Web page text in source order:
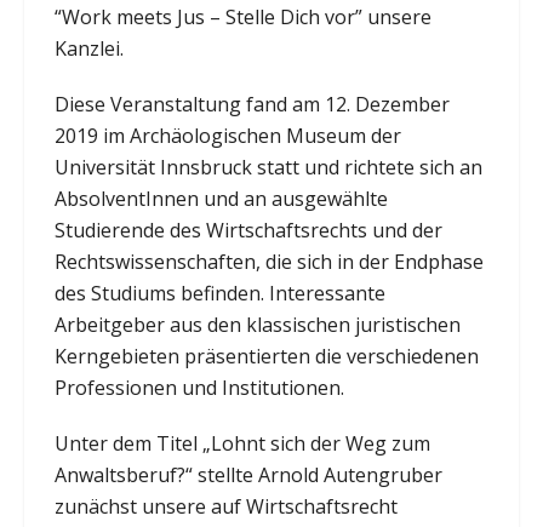
“Work meets Jus – Stelle Dich vor” unsere
Kanzlei.
Diese Veranstaltung fand am 12. Dezember
2019 im Archäologischen Museum der
Universität Innsbruck statt und richtete sich an
AbsolventInnen und an ausgewählte
Studierende des Wirtschaftsrechts und der
Rechtswissenschaften, die sich in der Endphase
des Studiums befinden. Interessante
Arbeitgeber aus den klassischen juristischen
Kerngebieten präsentierten die verschiedenen
Professionen und Institutionen.
Unter dem Titel „Lohnt sich der Weg zum
Anwaltsberuf?“ stellte Arnold Autengruber
zunächst unsere auf Wirtschaftsrecht